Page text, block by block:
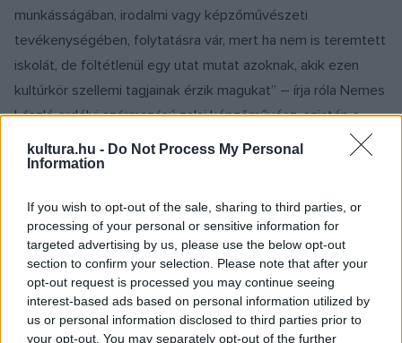
kultura.hu - Do Not Process My Personal
Information
If you wish to opt-out of the sale, sharing to third parties, or
processing of your personal or sensitive information for
targeted advertising by us, please use the below opt-out
section to confirm your selection. Please note that after your
opt-out request is processed you may continue seeing
interest-based ads based on personal information utilized by
us or personal information disclosed to third parties prior to
your opt-out. You may separately opt-out of the further
munkásságában, irodalmi vagy képzőművészeti
tevékenységében, folytatásra vár, mert ha nem is teremtett
iskolát, de föltétlenül egy utat mutat azoknak, akik ezen
kultúrkör szellemi tagjainak érzik magukat” – írja róla Nemes
László erdélyi származású zalai képzőművész, szintén e
földrajzi és szellemi táj értő lakója, aki az emlegetett déjà
vu-val és nosztalgikus hangulattal tökéletesen mutat rá
Hisz bárki, aki kezébe vett már középiskolás fokú
művészettörténeti albumot, az 1988-asEltaposott virág
vagy az 1991-es Trófeákhosszú árnyékokkal szabdalt, kihalt
gyárudvarokat és ősi, elfeledett romokat egyszerre idéző